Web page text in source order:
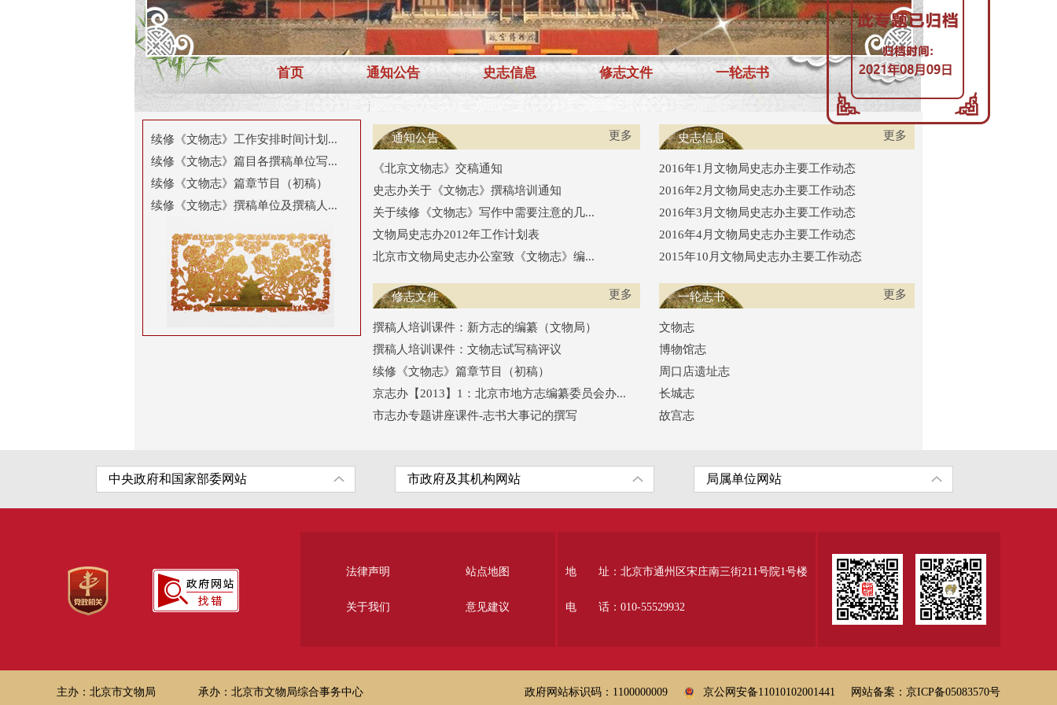
首页 通知公告 史志信息 修志文件 一轮志书
续修《文物志》工作安排时间计划...
续修《文物志》篇目各撰稿单位写...
续修《文物志》篇章节目（初稿）
续修《文物志》撰稿单位及撰稿人...
通知公告 更多
《北京文物志》交稿通知
史志办关于《文物志》撰稿培训通知
关于续修《文物志》写作中需要注意的几...
文物局史志办2012年工作计划表
北京市文物局史志办公室致《文物志》编...
修志文件 更多
撰稿人培训课件：新方志的编纂（文物局）
撰稿人培训课件：文物志试写稿评议
续修《文物志》篇章节目（初稿）
京志办【2013】1：北京市地方志编纂委员会办...
市志办专题讲座课件-志书大事记的撰写
史志信息 更多
2016年1月文物局史志办主要工作动态
2016年2月文物局史志办主要工作动态
2016年3月文物局史志办主要工作动态
2016年4月文物局史志办主要工作动态
2015年10月文物局史志办主要工作动态
一轮志书 更多
文物志
博物馆志
周口店遗址志
长城志
故宫志
法律声明 站点地图
关于我们 意见建议
地 址：北京市通州区宋庄南三街211号院1号楼
电 话：010-55529932
主办：北京市文物局 承办：北京市文物局综合事务中心 网站备案：京ICP备05083570号
京公网安备11010102001441
政府网站标识码：1100000009